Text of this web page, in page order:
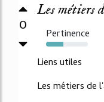
0
Les métiers
Pertinence
42%
Liens utiles
Les métiers de